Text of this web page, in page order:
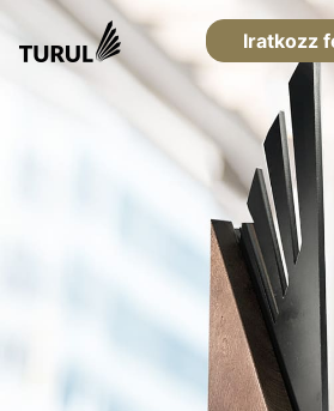
Iratkozz